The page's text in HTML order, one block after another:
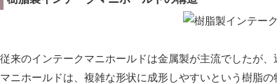
従来のインテークマニホールドは金属製が主流でしたが、
マニホールドは、複雑な形状に成形しやすいという樹脂の